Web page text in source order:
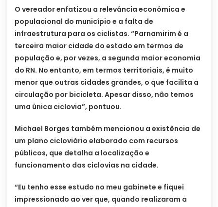
O vereador enfatizou a relevância econômica e
populacional do município e a falta de
infraestrutura para os ciclistas. “Parnamirim é a
terceira maior cidade do estado em termos de
população e, por vezes, a segunda maior economia
do RN. No entanto, em termos territoriais, é muito
menor que outras cidades grandes, o que facilita a
circulação por bicicleta. Apesar disso, não temos
uma única ciclovia”, pontuou.
Michael Borges também mencionou a existência de
um plano cicloviário elaborado com recursos
públicos, que detalha a localização e
funcionamento das ciclovias na cidade.
“Eu tenho esse estudo no meu gabinete e fiquei
impressionado ao ver que, quando realizaram a